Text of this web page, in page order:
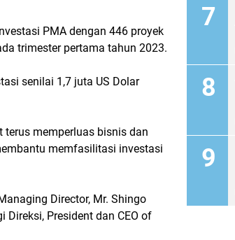
PMA dengan 446 proyek
trimester pertama tahun 2023.
senilai 1,7 juta US Dolar
terus memperluas bisnis dan
memfasilitasi investasi
Director, Mr. Shingo
President dan CEO of